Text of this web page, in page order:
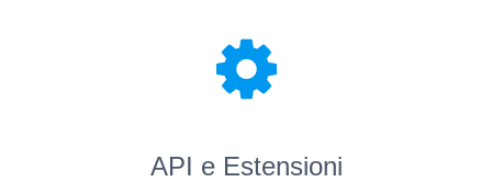
API e Estensioni